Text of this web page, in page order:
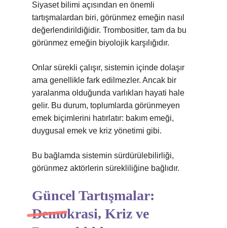
Siyaset bilimi açısından en önemli
tartışmalardan biri, görünmez emeğin nasıl
değerlendirildiğidir. Trombositler, tam da bu
görünmez emeğin biyolojik karşılığıdır.
Onlar sürekli çalışır, sistemin içinde dolaşır
ama genellikle fark edilmezler. Ancak bir
yaralanma olduğunda varlıkları hayati hale
gelir. Bu durum, toplumlarda görünmeyen
emek biçimlerini hatırlatır: bakım emeği,
duygusal emek ve kriz yönetimi gibi.
Bu bağlamda sistemin sürdürülebilirliği,
görünmez aktörlerin sürekliliğine bağlıdır.
Güncel Tartışmalar:
Demokrasi, Kriz ve